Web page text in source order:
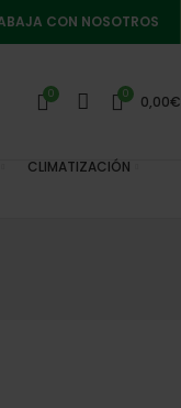
CON NOSOTROS
0 0 0,00€
CLIMATIZACIÓN